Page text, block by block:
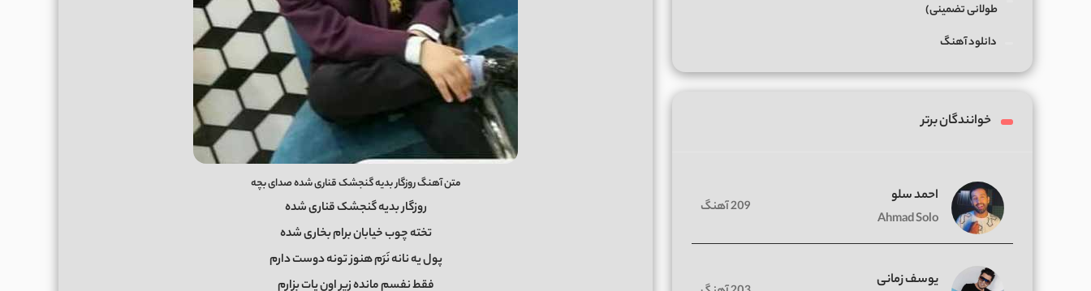
متن آهنگ روزگار بدیه گنجشک قناری شده صدای بچه
روزگار بدیه گنجشک قناری شده
تخته چوب خیابان برام بخاری شده
پول یه نانه نَرَم هنوز تونه دوست دارم
فقط نفسم مانده زیر اون پات بزارم
طولانی تضمینی)
دانلود آهنگ
خوانندگان برتر
احمد سلو
Ahmad Solo
209 آهنگ
یوسف زمانی